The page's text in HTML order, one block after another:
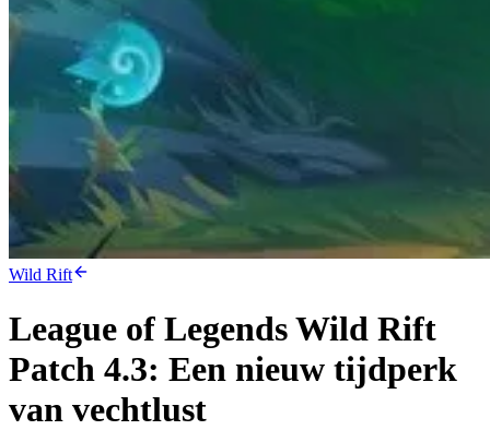
Wild Rift
League of Legends Wild Rift
Patch 4.3: Een nieuw tijdperk
van vechtlust